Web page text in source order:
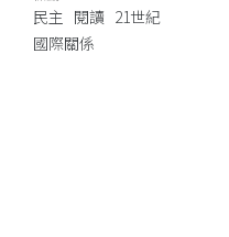
民主 閱讀 21世紀
國際關係